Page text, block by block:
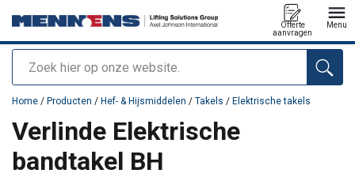
Zoeken
Offerte
aanvragen
Menu
toegevoegd aan uw offerte
Home / Producten / Hef- & Hijsmiddelen / Takels / Elektrische takels
Verlinde Elektrische
bandtakel BH